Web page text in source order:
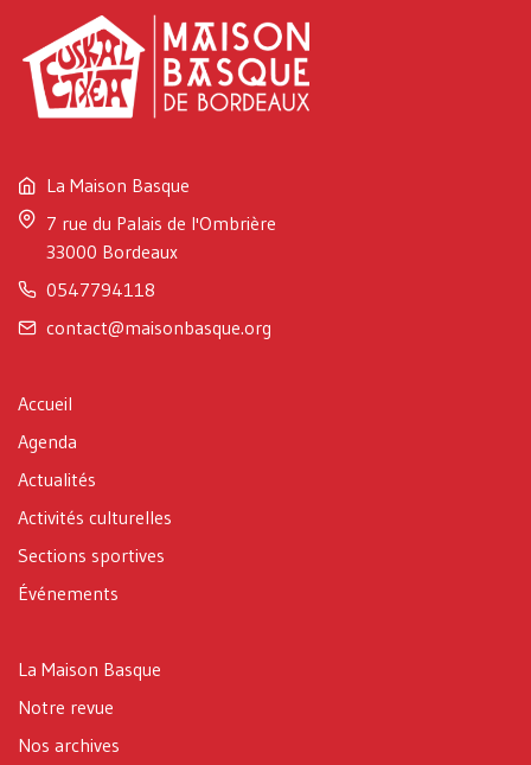
La Maison Basque
7 rue du Palais de l'Ombrière
33000 Bordeaux
0547794118
contact@maisonbasque.org
Accueil
Agenda
Actualités
Activités culturelles
Sections sportives
Événements
La Maison Basque
Notre revue
Nos archives